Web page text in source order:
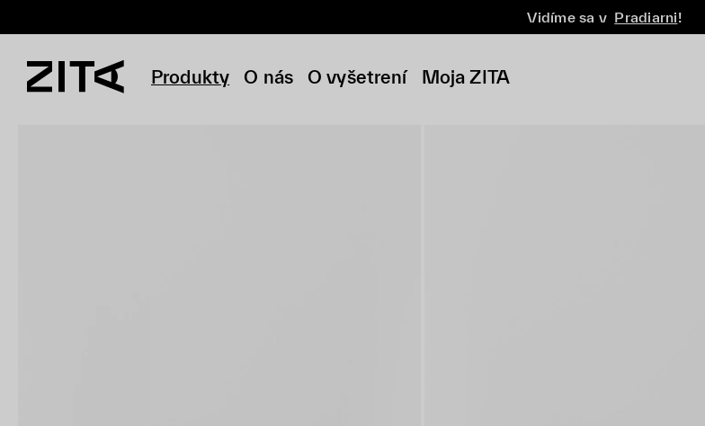
Vidíme sa v Pradiarni!
Produkty O nás O vyšetrení Moja ZITA